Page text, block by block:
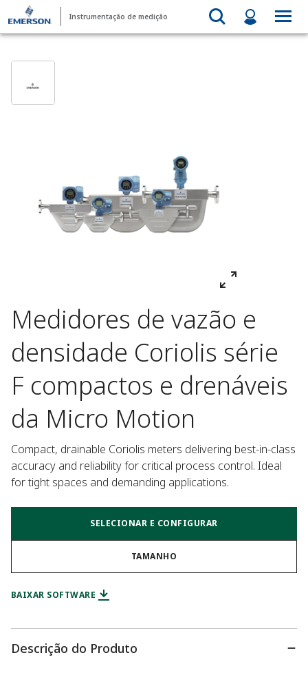
Instrumentação de medição
Medidores de vazão e
densidade Coriolis série
F compactos e drenáveis
da Micro Motion
Compact, drainable Coriolis meters delivering best-in-class
accuracy and reliability for critical process control. Ideal
for tight spaces and demanding applications.
SELECIONAR E CONFIGURAR
TAMANHO
BAIXAR SOFTWARE
Descrição do Produto